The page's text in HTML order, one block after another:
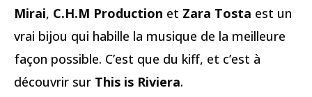
Mirai, C.H.M Production et Zara Tosta est un
vrai bijou qui habille la musique de la meilleure
façon possible. C’est que du kiff, et c’est à
découvrir sur This is Riviera.